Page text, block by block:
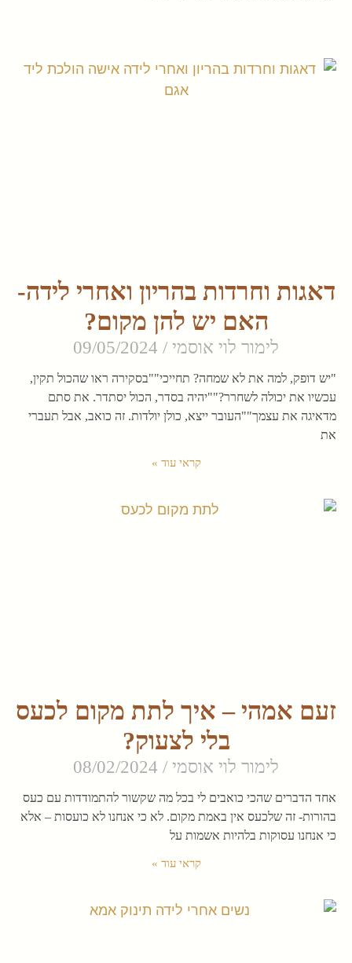
דאגות וחרדות בהריון ואחרי לידה-
האם יש להן מקום?
לימור לוי אוסמי
"יש דופק, למה את לא שמחה? תחייכי""בסקירה ראו שהכול תקין,
עכשיו את יכולה לשחרר?""יהיה בסדר, הכול יסתדר. את סתם
מדאיגה את עצמך""העובר ייצא, כולן יולדות. זה כואב, אבל תעברי
את
קראי עוד »
זעם אמהי – איך לתת מקום לכעס
בלי לצעוק?
לימור לוי אוסמי
אחד הדברים שהכי כואבים לי בכל מה שקשור להתמודדות עם כעס
בהורות- זה שלכעס אין באמת מקום. לא כי אנחנו לא כועסות – אלא
כי אנחנו עסוקות בלהיות אשמות על
קראי עוד »